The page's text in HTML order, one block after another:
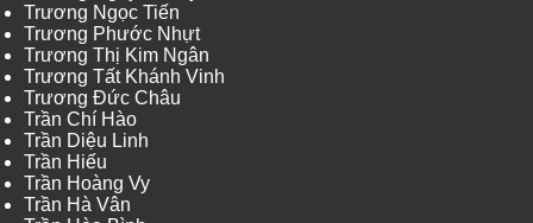
Trương Ngọc Tiến
Trương Phước Nhựt
Trương Thị Kim Ngân
Trương Tất Khánh Vinh
Trương Đức Châu
Trần Chí Hào
Trần Diệu Linh
Trần Hiếu
Trần Hoàng Vy
Trần Hà Vân